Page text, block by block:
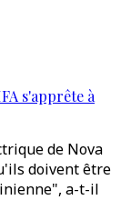
s'apprête à
de Nova
doivent être
a-t-il